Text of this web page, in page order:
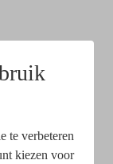
te verbeteren
kiezen voor